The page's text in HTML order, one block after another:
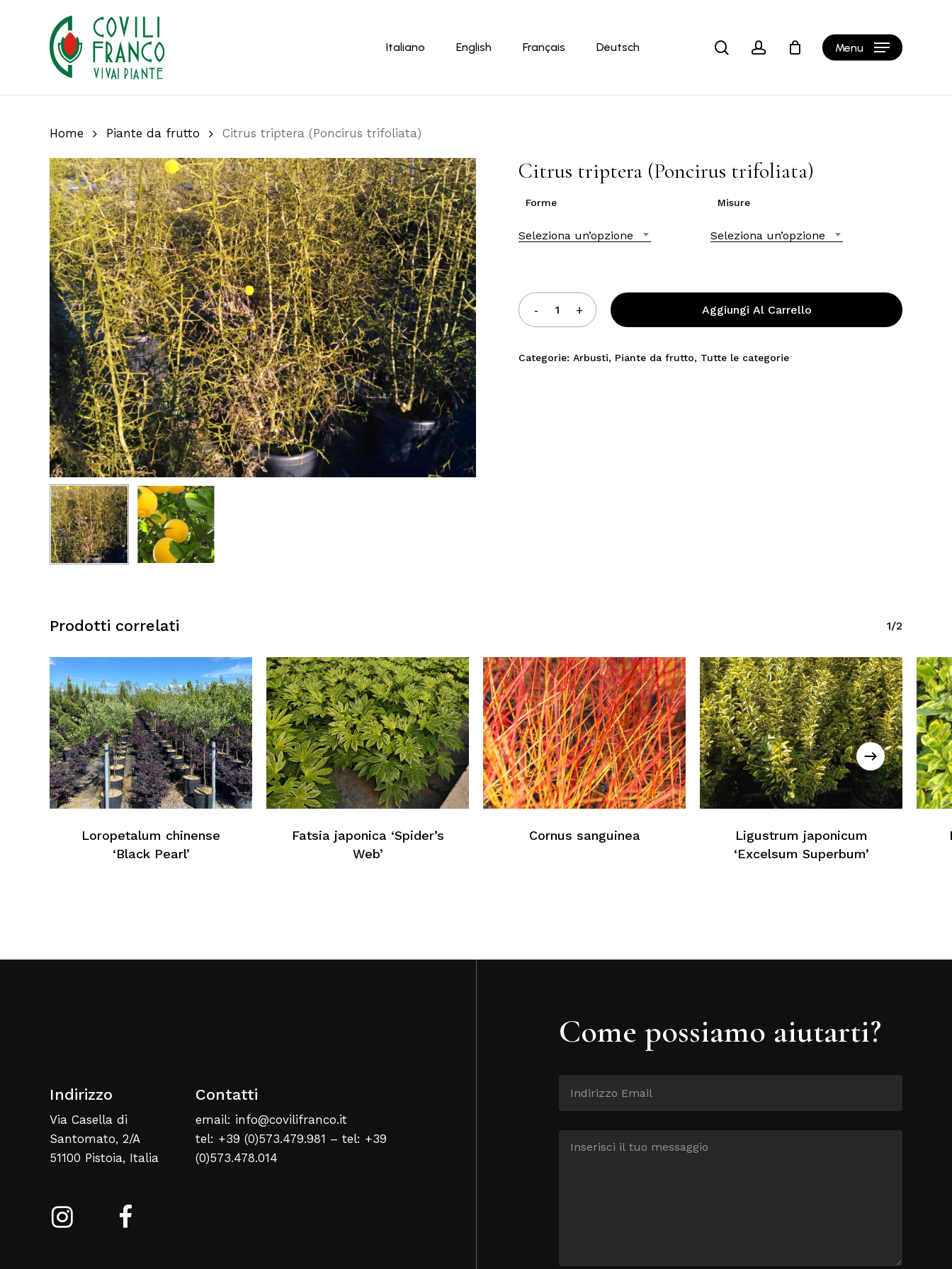
Italiano English Français Deutsch searchaccount Menu Cart
Nessun prodotto nel carrello
Torna Alla Lista Web
Home Piante da frutto Citrus triptera (Poncirus trifoliata)
Citrus triptera (Poncirus trifoliata)
Forme
Seleziona un’opzione
Misure
Seleziona un’opzione
Aggiungi Al Carrello
Categorie:Arbusti, Piante da frutto, Tutte le categorie
Prodotti correlati 1/2
Loropetalum chinense
‘Black Pearl’
Fatsia japonica ‘Spider’s
Web’
Cornus sanguinea
Ligustrum japonicum
‘Excelsum Superbum’
Indirizzo
Via Casella di
Santomato, 2/A
51100 Pistoia, Italia
Contatti
email: info@covilifranco.it
tel: +39 (0)573.479.981 – tel: +39
(0)573.478.014
Come possiamo aiutarti?